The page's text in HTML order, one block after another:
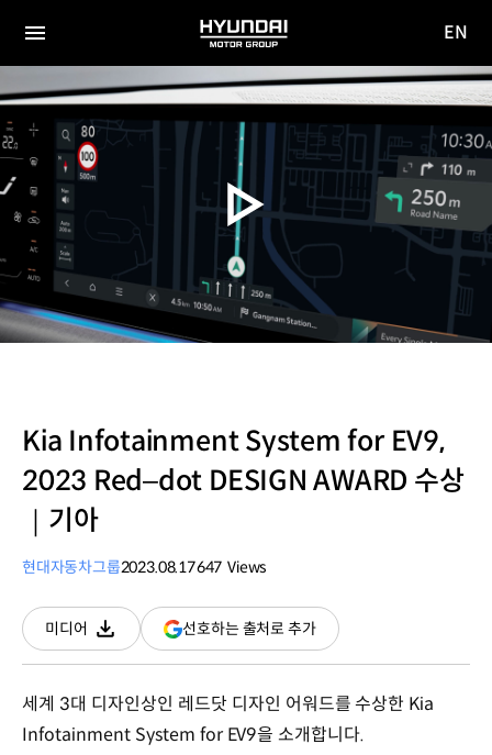
전체
메뉴
HYUNDAI
MOTOR
GROUP
사이
이동
EN
Kia Infotainment System for EV9,
2023 Red–dot DESIGN AWARD 수상
｜기아
현대자동차그룹2023.08.17647 Views
미디어
다운로드
선호하는 출처로 추가(새
창
세계 3대 디자인상인 레드닷 디자인 어워드를 수상한 Kia
Infotainment System for EV9을 소개합니다.